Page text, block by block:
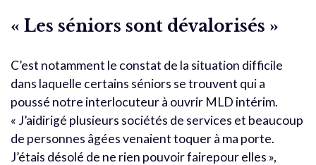
« Les séniors sont dévalorisés »
C’est notamment le constat de la situation difficile
dans laquelle certains séniors se trouvent qui a
poussé notre interlocuteur à ouvrir MLD intérim.
« J’aidirigé plusieurs sociétés de services et beaucoup
de personnes âgées venaient toquer à ma porte.
J’étais désolé de ne rien pouvoir fairepour elles »,